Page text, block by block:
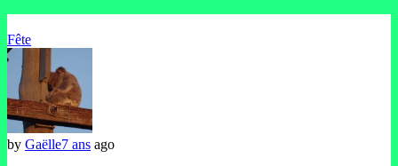
Fête
by Gaëlle7 ans ago